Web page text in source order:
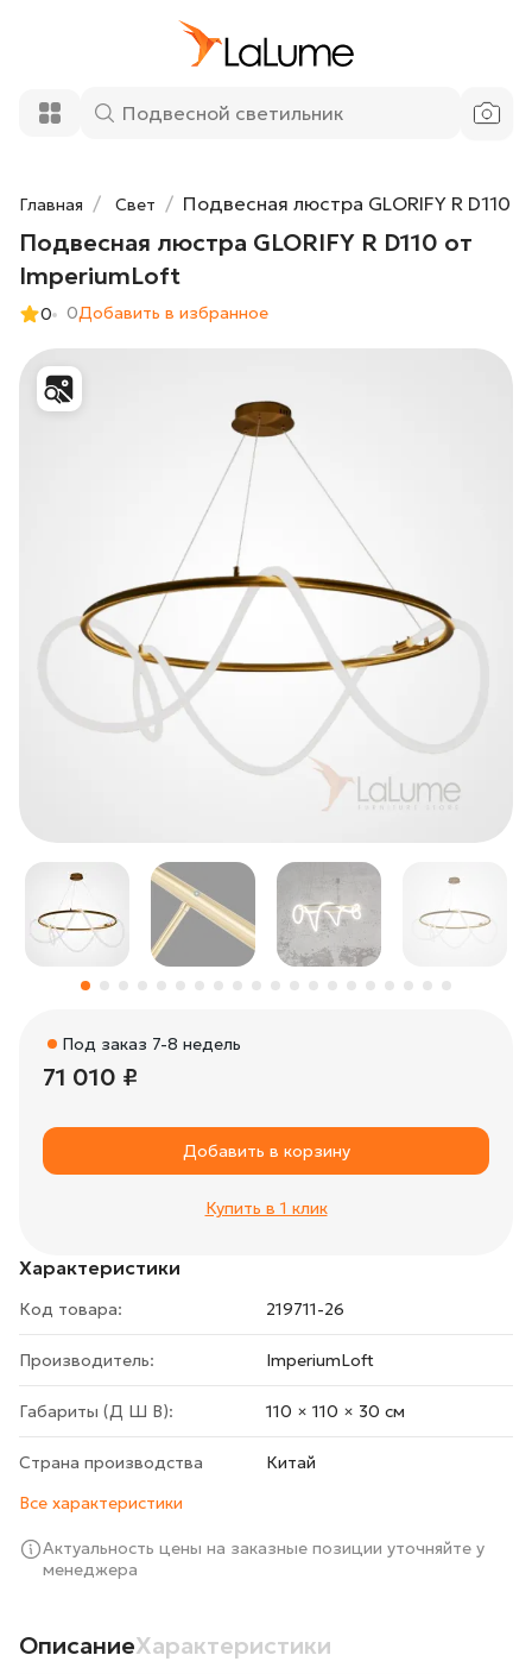
Главная Свет Подвесная люстра GLORIFY R D110
Подвесная люстра GLORIFY R D110 от
ImperiumLoft
0 0Добавить в избранное
Характеристики
Код товара: 219711-26
Производитель: ImperiumLoft
Габариты (Д Ш В): 110 × 110 × 30 cм
Страна производства
Китай
Все характеристики
Актуальность цены на заказные позиции уточняйте у
менеджера
Под заказ 7-8 недель
71 010 ₽
Добавить в корзину
Купить в 1 клик
ОписаниеХарактеристики
ImperiumLoft